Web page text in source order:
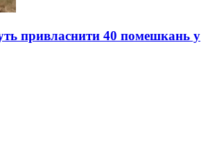
привласнити 40 помешкань у